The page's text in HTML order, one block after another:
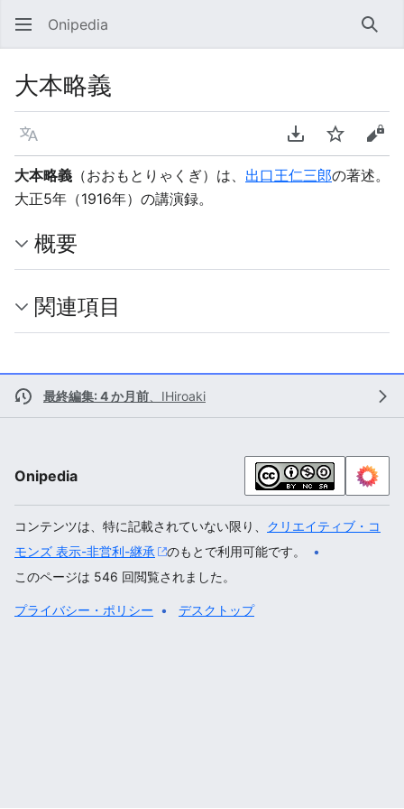
Onipedia 検索
大本略義
言語 PDFをダウンロ
ウォッチソ
大本略義 （おおもとりゃくぎ）は、 出口王仁三郎の著述。
大正5年（1916年）の講演録。
概要
関連項目
最終編集: 4 か月前 IHiroaki
Onipedia
コンテンツは、特に記載されていない限り、 クリエイティブ・コ
モンズ 表示-非営利-継承
のもとで利用可能です。
このページは 546 回閲覧されました。
プライバシー・ポリシー デスクトップ